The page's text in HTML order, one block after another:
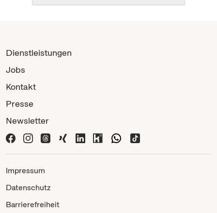
Dienstleistungen
Jobs
Kontakt
Presse
Newsletter
Impressum
Datenschutz
Barrierefreiheit